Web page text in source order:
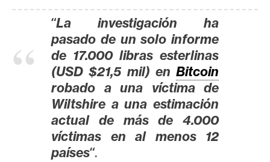
r
“La investigación ha
pasado de un solo informe
de 17.000 libras esterlinas
(USD $21,5 mil) en Bitcoin
robado a una víctima de
Wiltshire a una estimación
actual de más de 4.000
víctimas en al menos 12
países“.